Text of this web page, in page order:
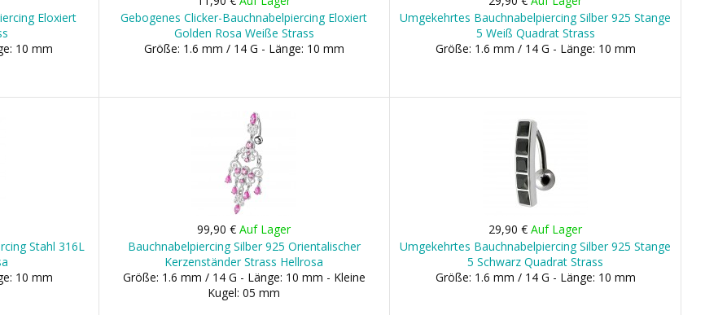
Eloxiert
10 mm
Gebogenes Clicker-Bauchnabelpiercing Eloxiert
Golden Rosa Weiße Strass
Größe: 1.6 mm / 14 G - Länge: 10 mm
Umgekehrtes Bauchnabelpiercing Silber 925 Stange
5 Weiß Quadrat Strass
Größe: 1.6 mm / 14 G - Länge: 10 mm
Stahl 316L
10 mm
99,90 €Auf Lager
Bauchnabelpiercing Silber 925 Orientalischer
Kerzenständer Strass Hellrosa
Größe: 1.6 mm / 14 G - Länge: 10 mm - Kleine
Kugel: 05 mm
29,90 €Auf Lager
Umgekehrtes Bauchnabelpiercing Silber 925 Stange
5 Schwarz Quadrat Strass
Größe: 1.6 mm / 14 G - Länge: 10 mm